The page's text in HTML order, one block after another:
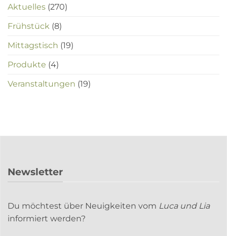
Aktuelles (270)
Frühstück (8)
Mittagstisch (19)
Produkte (4)
Veranstaltungen (19)
Newsletter
Du möchtest über Neuigkeiten vom Luca und Lia
informiert werden?